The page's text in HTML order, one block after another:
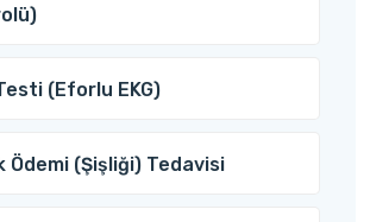
(Eforlu EKG)
Ödemi (Şişliği) Tedavisi